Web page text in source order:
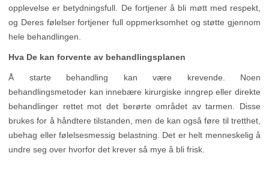
opplevelse er betydningsfull. De fortjener å bli møtt med respekt,
og Deres følelser fortjener full oppmerksomhet og støtte gjennom
hele behandlingen.
Hva De kan forvente av behandlingsplanen
Å starte behandling kan være krevende. Noen
behandlingsmetoder kan innebære kirurgiske inngrep eller direkte
behandlinger rettet mot det berørte området av tarmen. Disse
brukes for å håndtere tilstanden, men de kan også føre til tretthet,
ubehag eller følelsesmessig belastning. Det er helt menneskelig å
undre seg over hvorfor det krever så mye å bli frisk.